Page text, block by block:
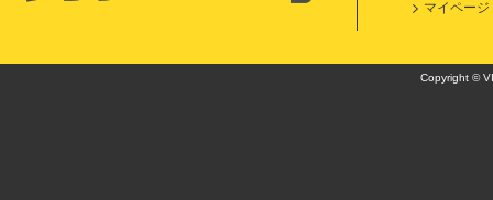
マイページ
Copyright ©